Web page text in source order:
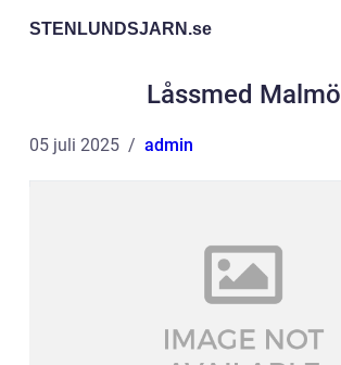
STENLUNDSJARN.se
Låssmed Malmö
05 juli 2025 admin